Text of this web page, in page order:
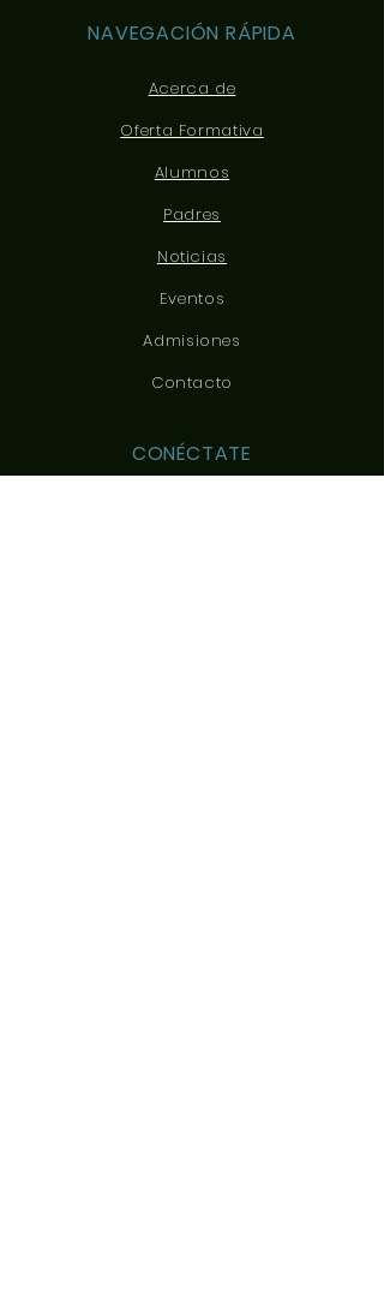
NAVEGACIÓN RÁPIDA
Acerca de
Oferta Formativa
Alumnos
Padres
Noticias
Eventos
Admisiones
Contacto
CONÉCTATE